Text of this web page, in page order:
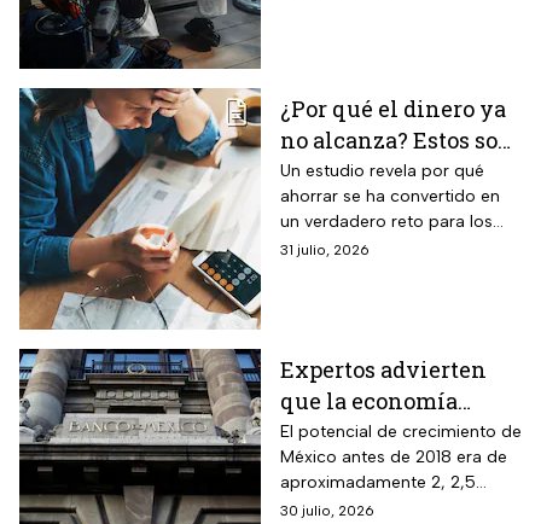
¿Por qué el dinero ya
no alcanza? Estos son
los gastos que más
impactan a los
mexicanos
Un estudio revela por qué
ahorrar se ha convertido en
un verdadero reto para los
mexicanos.
31 julio, 2026
Expertos advierten
que la economía
mexicana esta al
borde del colapso
El potencial de crecimiento de
México antes de 2018 era de
aproximadamente 2, 2,5
puntos del PIB y ahora por la
30 julio, 2026